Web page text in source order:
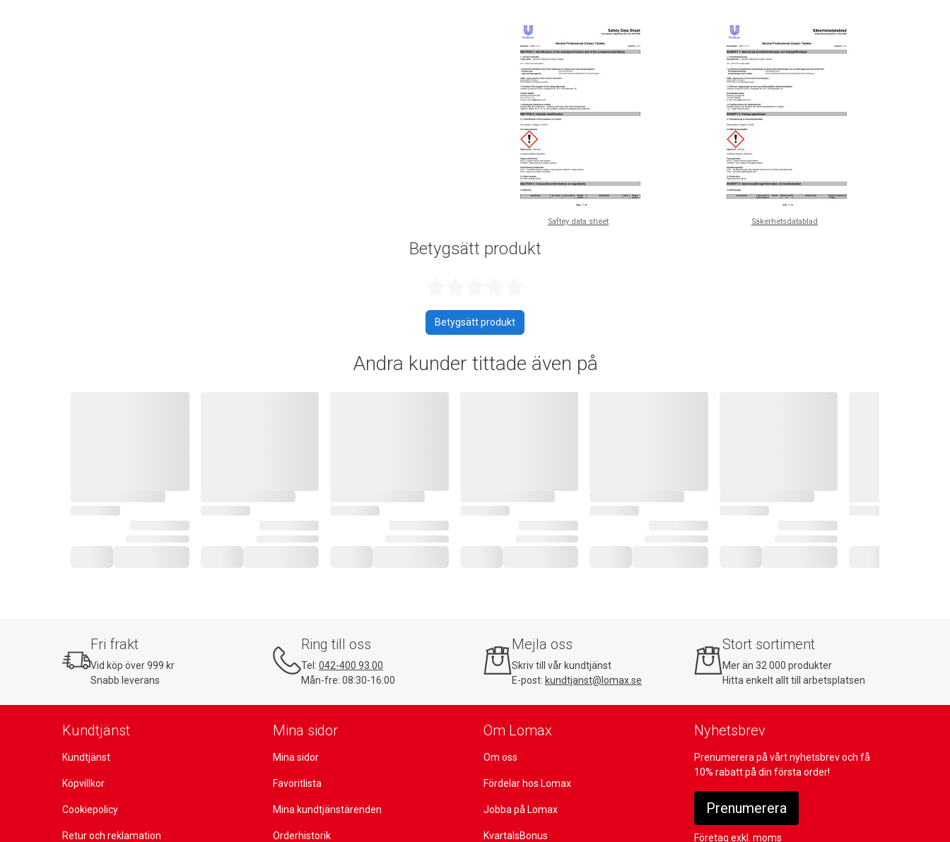
Saftey data sheet Säkerhetsdatablad
Betygsätt produkt
Betygsätt produkt
Andra kunder tittade även på
Fri frakt
Vid köp över 999 kr
Snabb leverans
Ring till oss
Tel: 042-400 93 00
Mån-fre: 08:30-16:00
Mejla oss
Skriv till vår kundtjänst
E-post: kundtjanst@lomax.se
Stort sortiment
Mer än 32 000 produkter
Hitta enkelt allt till arbetsplatsen
Kundtjänst
Kundtjänst
Köpvillkor
Cookiepolicy
Retur och reklamation
Mina sidor
Mina sidor
Favoritlista
Mina kundtjänstärenden
Orderhistorik
Om Lomax
Om oss
Fördelar hos Lomax
Jobba på Lomax
KvartalsBonus
Nyhetsbrev
Prenumerera på vårt nyhetsbrev och få
10% rabatt på din första order!
Prenumerera
Företag exkl. moms